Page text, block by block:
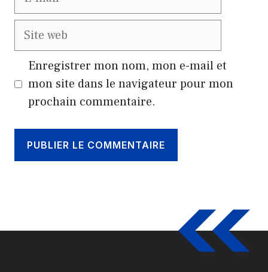
mail
Site
web
Enregistrer mon nom, mon e-mail et
mon site dans le navigateur pour mon
prochain commentaire.